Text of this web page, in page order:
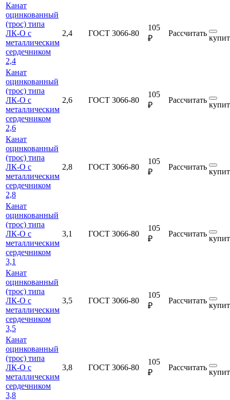
Канат
оцинкованный
(трос) типа
ЛК-О с
металлическим
сердечником
2,4
2,4 ГОСТ 3066-80
105
₽
Рассчитать
Канат
оцинкованный
(трос) типа
ЛК-О с
металлическим
сердечником
2,6
2,6 ГОСТ 3066-80
105
₽
Рассчитать
Канат
оцинкованный
(трос) типа
ЛК-О с
металлическим
сердечником
2,8
2,8 ГОСТ 3066-80
105
₽
Рассчитать
Канат
оцинкованный
(трос) типа
ЛК-О с
металлическим
сердечником
3,1
3,1 ГОСТ 3066-80
105
₽
Рассчитать
Канат
оцинкованный
(трос) типа
ЛК-О с
металлическим
сердечником
3,5
3,5 ГОСТ 3066-80
105
₽
Рассчитать
Канат
оцинкованный
(трос) типа
ЛК-О с
металлическим
сердечником
3,8
3,8 ГОСТ 3066-80
105
₽
Рассчитать